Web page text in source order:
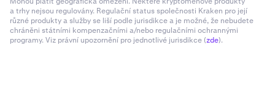
a trhy nejsou regulovány. Regulační status společnosti Kraken pro její
různé produkty a služby se liší podle jurisdikce a je možné, že nebudete
chráněni státními kompenzačními a/nebo regulačními ochrannými
programy. Viz právní upozornění pro jednotlivé jurisdikce (zde).